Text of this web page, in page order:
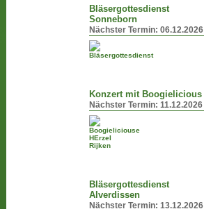
Bläsergottesdienst
Sonneborn
Nächster Termin:06.12.2026
Konzert mit Boogielicious
Nächster Termin:11.12.2026
Bläsergottesdienst
Alverdissen
Nächster Termin:13.12.2026